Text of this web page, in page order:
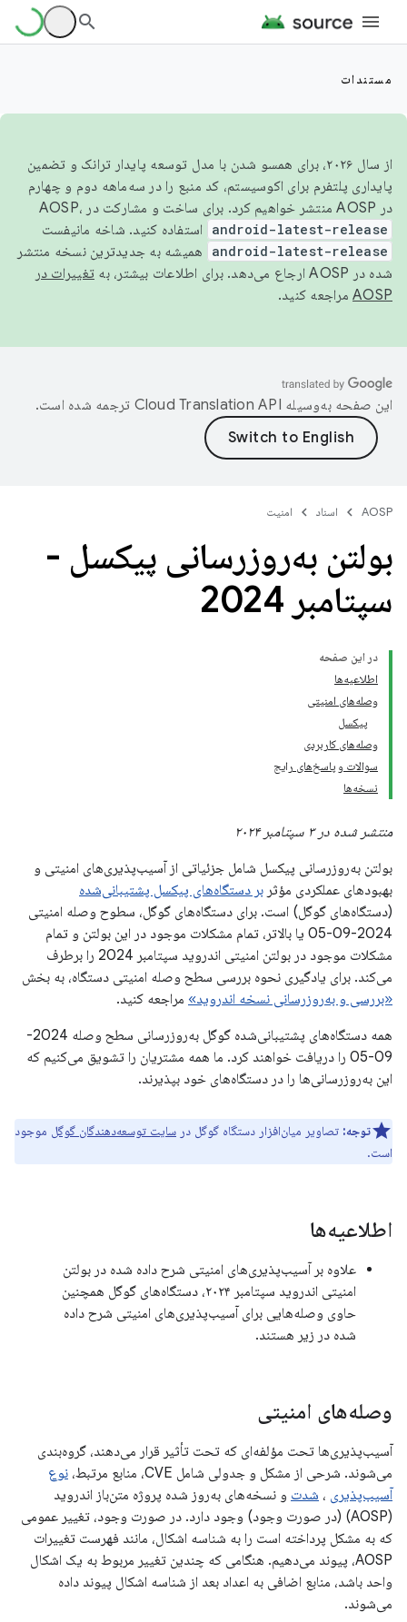
مستندات
از سال ۲۰۲۶، برای همسو شدن با مدل توسعه پایدار ترانک و تضمین
پایداری پلتفرم برای اکوسیستم، کد منبع را در سه‌ماهه دوم و چهارم
در AOSP منتشر خواهیم کرد. برای ساخت و مشارکت در AOSP،
android-latest-release استفاده کنید. شاخه مانیفست
android-latest-release
همیشه به جدیدترین نسخه منتشر
شده در AOSP ارجاع می‌دهد. برای اطلاعات بیشتر، به
تغییرات در
AOSP مراجعه کنید.
این صفحه به‌وسیله ترجمه شده است.
AOSP اسناد امنیت
بولتن به‌روزرسانی پیکسل -
سپتامبر 2024
در این صفحه
اطلاعیه‌ها
وصله‌های امنیتی
پیکسل
وصله‌های کاربردی
سوالات و پاسخ‌های رایج
نسخه‌ها
منتشر شده در ۳ سپتامبر ۲۰۲۴
بولتن به‌روزرسانی پیکسل شامل جزئیاتی از آسیب‌پذیری‌های امنیتی و
بهبودهای عملکردی مؤثر بر دستگاه‌های پیکسل پشتیبانی‌شده
(دستگاه‌های گوگل) است. برای دستگاه‌های گوگل، سطوح وصله امنیتی
2024-09-05 یا بالاتر، تمام مشکلات موجود در این بولتن و تمام
مشکلات موجود در بولتن امنیتی اندروید سپتامبر 2024 را برطرف
می‌کند. برای یادگیری نحوه بررسی سطح وصله امنیتی دستگاه، به بخش
«بررسی و به‌روزرسانی نسخه اندروید» مراجعه کنید.
همه دستگاه‌های پشتیبانی‌شده گوگل به‌روزرسانی سطح وصله 2024-
09-05 را دریافت خواهند کرد. ما همه مشتریان را تشویق می‌کنیم که
این به‌روزرسانی‌ها را در دستگاه‌های خود بپذیرند.
توجه: تصاویر میان‌افزار دستگاه گوگل در سایت توسعه‌دهندگان گوگل موجود
است.
اطلاعیه‌ها
علاوه بر آسیب‌پذیری‌های امنیتی شرح داده شده در بولتن
امنیتی اندروید سپتامبر ۲۰۲۴، دستگاه‌های گوگل همچنین
حاوی وصله‌هایی برای آسیب‌پذیری‌های امنیتی شرح داده
شده در زیر هستند.
وصله‌های امنیتی
آسیب‌پذیری‌ها تحت مؤلفه‌ای که تحت تأثیر قرار می‌دهند، گروه‌بندی
می‌شوند. شرحی از مشکل و جدولی شامل CVE، منابع مرتبط،
نوع
آسیب‌پذیری ، شدت و نسخه‌های به‌روز شده پروژه متن‌باز اندروید
(AOSP) (در صورت وجود) وجود دارد. در صورت وجود، تغییر عمومی
که به مشکل پرداخته است را به شناسه اشکال، مانند فهرست تغییرات
AOSP، پیوند می‌دهیم. هنگامی که چندین تغییر مربوط به یک اشکال
واحد باشد، منابع اضافی به اعداد بعد از شناسه اشکال پیوند داده
می‌شوند.